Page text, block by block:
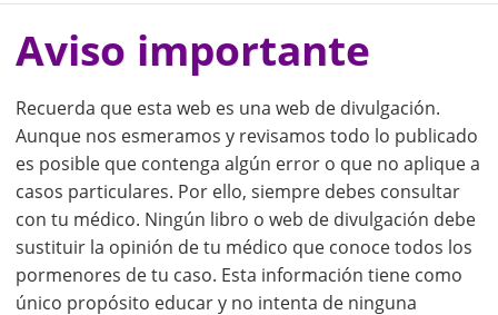
Aviso importante
Recuerda que esta web es una web de divulgación.
Aunque nos esmeramos y revisamos todo lo publicado
es posible que contenga algún error o que no aplique a
casos particulares. Por ello, siempre debes consultar
con tu médico. Ningún libro o web de divulgación debe
sustituir la opinión de tu médico que conoce todos los
pormenores de tu caso. Esta información tiene como
único propósito educar y no intenta de ninguna